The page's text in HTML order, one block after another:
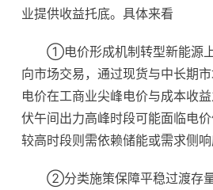
业提供收益托底。具体来看
①电价形成机制转型新能源
向市场交易，通过现货与中长期
电价在工商业尖峰电价与成本收
伏午间出力高峰时段可能面临电
较高时段则需依赖储能或需求侧响
②分类施策保障平稳过渡存